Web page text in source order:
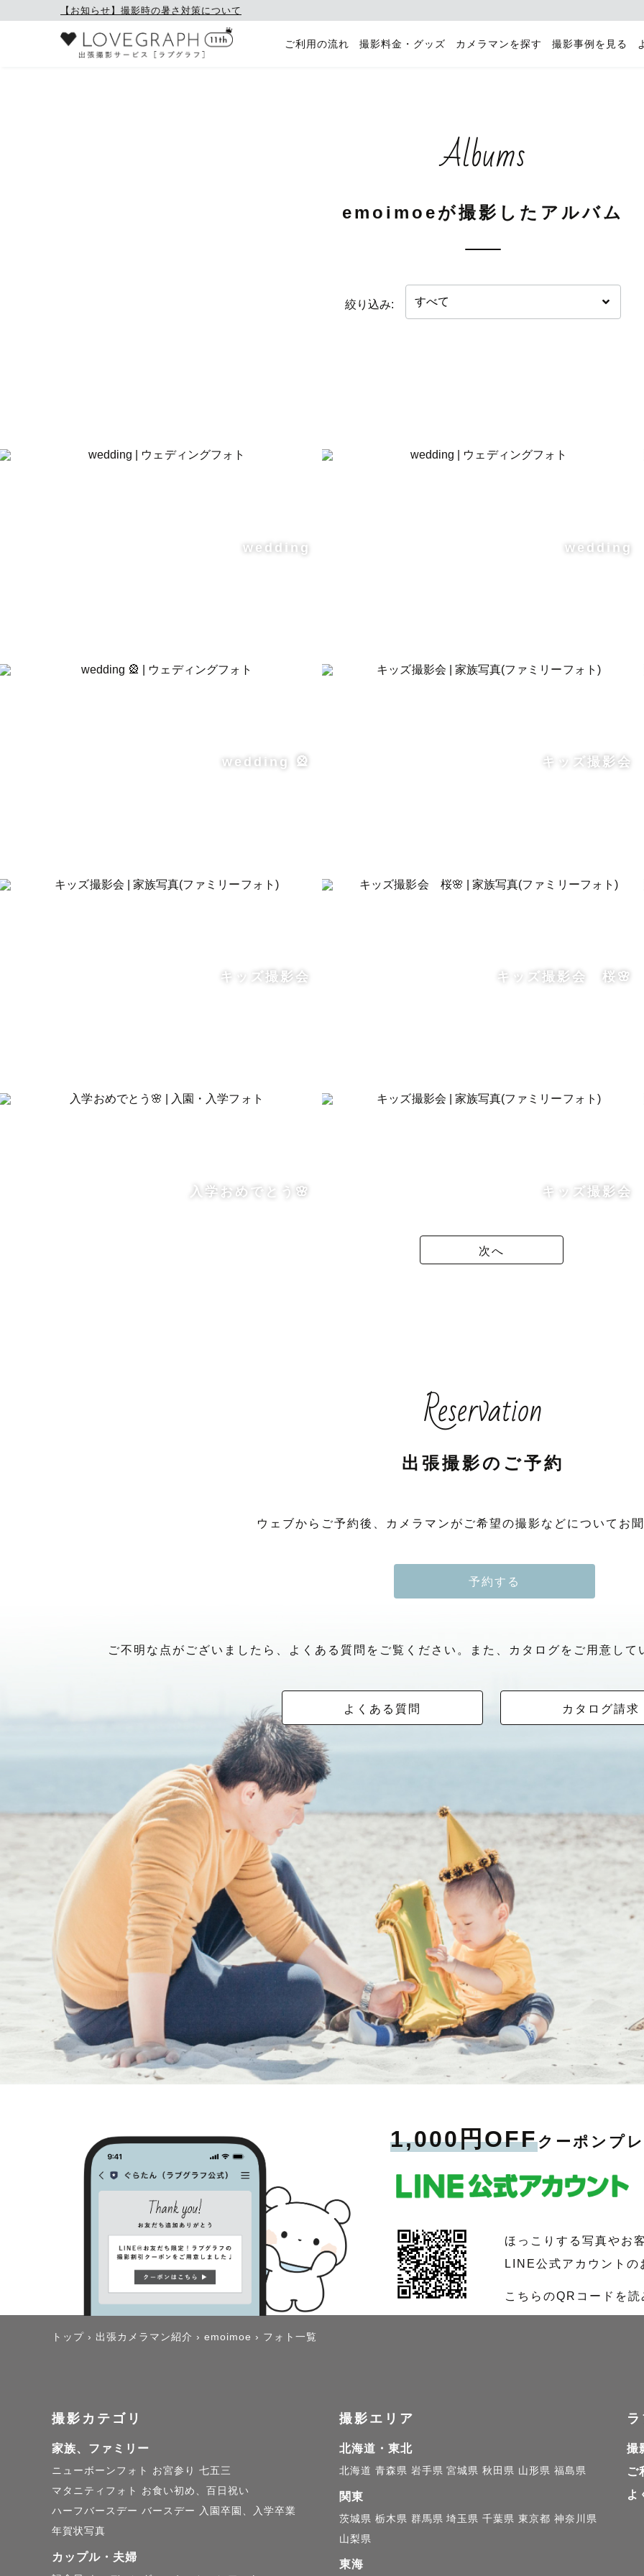
【お知らせ】撮影時の暑さ対策について
ご利用の流れ 撮影料金・グッズ カメラマンを探す 撮影事例を見る
Albums
emoimoeが撮影したアルバム
絞り込み:
wedding wedding
wedding 🎡 キッズ撮影会
キッズ撮影会 キッズ撮影会 桜🌸
入学おめでとう🌸 キッズ撮影会
次へ
Reservation
出張撮影のご予約
ウェブからご予約後、カメラマンがご希望の撮影などについてお聞
予約する
ご不明な点がございましたら、よくある質問をご覧ください。また、カタログをご用意して
よくある質問 カタログ請求
1,000円OFFクーポンプ
ほっこりする写真やお
LINE公式アカウントの
こちらのQRコードを
トップ › 出張カメラマン紹介 › emoimoe › フォト一覧
撮影カテゴリ
家族、ファミリー
ニューボーンフォト お宮参り 七五三
マタニティフォト
お食い初め、百日祝い
ハーフバースデー バースデー 入園卒園、入学卒業
年賀状写真
カップル・夫婦
撮影エリア
北海道・東北
北海道 青森県 岩手県 宮城県 秋田県 山形県 福島県
関東
茨城県 栃木県 群馬県 埼玉県 千葉県 東京都 神奈川県
山梨県
東海
撮
ご
よ